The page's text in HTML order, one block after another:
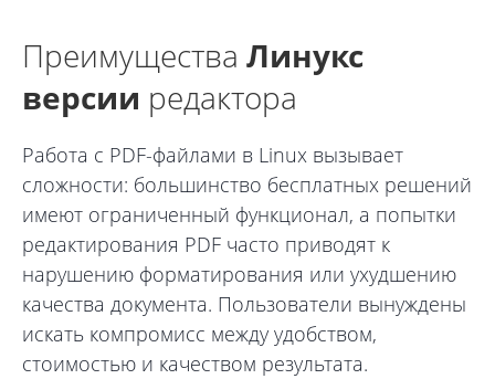
Преимущества Линукс
версии редактора
Работа с PDF-файлами в Linux вызывает
сложности: большинство бесплатных решений
имеют ограниченный функционал, а попытки
редактирования PDF часто приводят к
нарушению форматирования или ухудшению
качества документа. Пользователи вынуждены
искать компромисс между удобством,
стоимостью и качеством результата.